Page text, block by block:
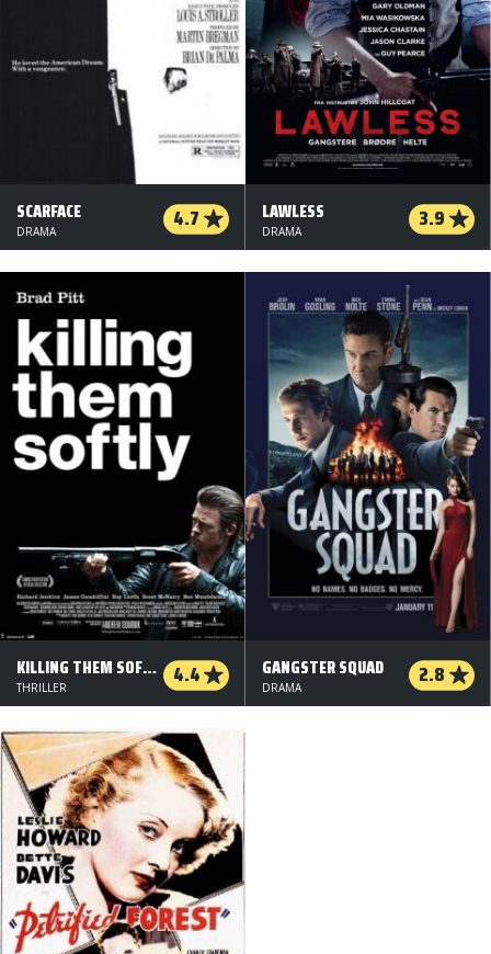
SCARFACE 4.7
DRAMA
LAWLESS 3.9
DRAMA
KILLING THEM SOFTLY 4.4
THRILLER
GANGSTER SQUAD 2.8
DRAMA